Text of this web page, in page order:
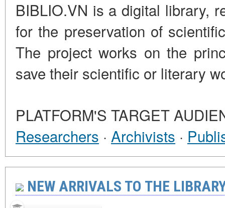
BIBLIO.VN is a digital library,
for the preservation of
The project works on the
save their scientific or literary
PLATFORM'S TARGET
Researchers · Archivists ·
NEW ARRIVALS TO THE